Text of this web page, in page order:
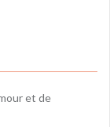
et de